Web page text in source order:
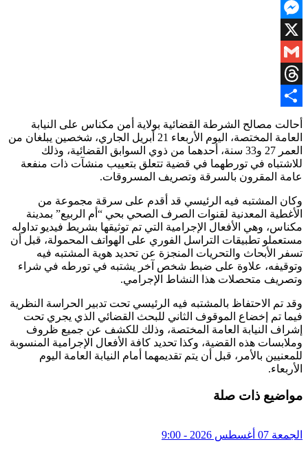
WhatsApp
Messenger
X
Gmail
Threads
Share
أحالت مصالح الشرطة القضائية بولاية أمن مكناس على النيابة
العامة المختصة، اليوم الأربعاء 21 أبريل الجاري، شخصين يبلغان من
العمر 27 و33 سنة، أحدهما من ذوي السوابق القضائية، وذلك
للاشتباه في تورطهما في قضية تتعلق بتعييب منشآت ذات منفعة
عامة المقرون بالسرقة وتصريف المسروقات.
وكان المشتبه فيه الرئيسي قد أقدم على سرقة مجموعة من
الأغطية المعدنية لقنوات الصرف الصحي بحي “أم الربيع” بمدينة
مكناس، وهي الأفعال الإجرامية التي تم توثيقها بشريط فيديو تداوله
مستعملو تطبيقات التراسل الفوري على الهواتف المحمولة، قبل أن
تسفر الأبحاث والتحريات المنجزة عن تحديد هوية المشتبه فيه
وتوقيفه، علاوة على ضبط شخص آخر يشتبه في تورطه في شراء
وتصريف متحصلات هذا النشاط الإجرامي.
وقد تم الاحتفاظ بالمشتبه فيه الرئيسي تحت تدبير الحراسة النظرية
فيما تم إخضاع الموقوف الثاني للبحث القضائي الذي يجري تحت
إشراف النيابة العامة المختصة، وذلك للكشف عن جميع ظروف
وملابسات هذه القضية، وكذا تحديد كافة الأفعال الإجرامية المنسوبة
للمعنيين بالأمر، قبل أن يتم تقديمهما أمام النيابة العامة اليوم
الأربعاء.
مواضيع ذات صلة
الجمعة 07 أغسطس 2026 - 9:00